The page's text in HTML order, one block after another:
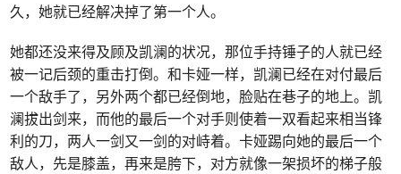
久，她就已经解决掉了第一个人。
她都还没来得及顾及凯澜的状况，那位手持锤子的人就已经
被一记后颈的重击打倒。和卡娅一样，凯澜已经在对付最后
一个敌手了，另外两个都已经倒地，脸贴在巷子的地上。凯
澜拔出剑来，而他的最后一个对手则使着一双看起来相当锋
利的刀，两人一剑又一剑的对峙着。卡娅踢向她的最后一个
敌人，先是膝盖，再来是胯下，对方就像一架损坏的梯子般